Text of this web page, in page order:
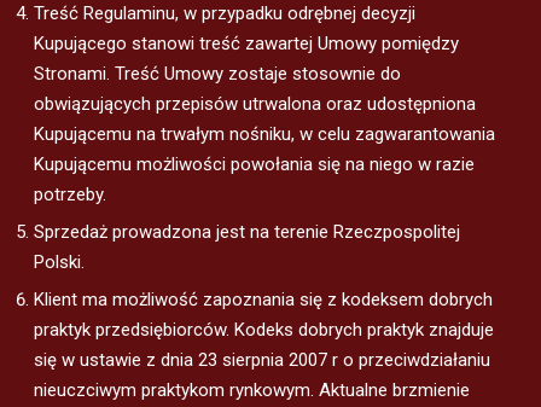
Treść Regulaminu, w przypadku odrębnej decyzji
Kupującego stanowi treść zawartej Umowy pomiędzy
Stronami. Treść Umowy zostaje stosownie do
obwiązujących przepisów utrwalona oraz udostępniona
Kupującemu na trwałym nośniku, w celu zagwarantowania
Kupującemu możliwości powołania się na niego w razie
potrzeby.
Sprzedaż prowadzona jest na terenie Rzeczpospolitej
Polski.
Klient ma możliwość zapoznania się z kodeksem dobrych
praktyk przedsiębiorców. Kodeks dobrych praktyk znajduje
się w ustawie z dnia 23 sierpnia 2007 r o przeciwdziałaniu
nieuczciwym praktykom rynkowym. Aktualne brzmienie